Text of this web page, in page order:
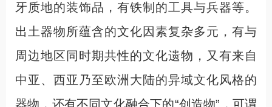
牙质地的装饰品，有铁制的工具与兵器等。
出土器物所蕴含的文化因素复杂多元，有与
周边地区同时期共性的文化遗物，又有来自
中亚、西亚乃至欧洲大陆的异域文化风格的
器物，还有不同文化融合下的“创造物”，可谓